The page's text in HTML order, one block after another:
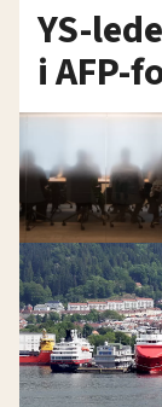
YS-
i AFP-